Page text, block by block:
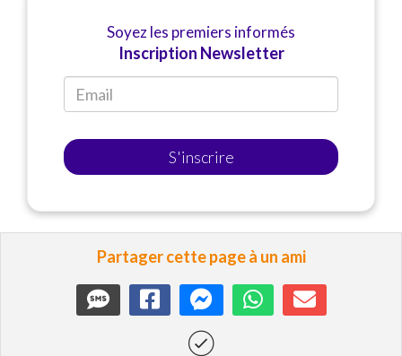
Soyez les premiers informés
Inscription Newsletter
S'inscrire
Partager cette page à un ami